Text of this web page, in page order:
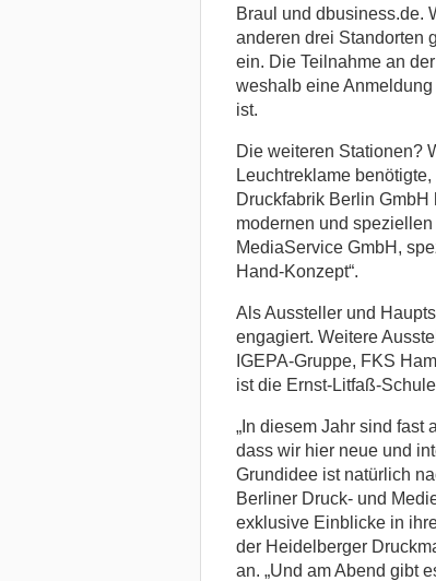
Braul und dbusiness.de.
anderen drei Standorten
ein. Die Teilnahme an
weshalb eine
ist.
Die weiteren Stationen?
Leuchtreklame
Druckfabrik Berlin
modernen und
MediaService GmbH,
Hand-Konzept“.
Als Aussteller und
engagiert. Weitere
IGEPA-Gruppe, FKS
ist die Ernst-Litfaß-
„In diesem Jahr sind fast
dass wir hier neue und
Grundidee ist natürlich
Berliner Druck- und
exklusive Einblicke in
der Heidelberger
an. „Und am Abend gibt